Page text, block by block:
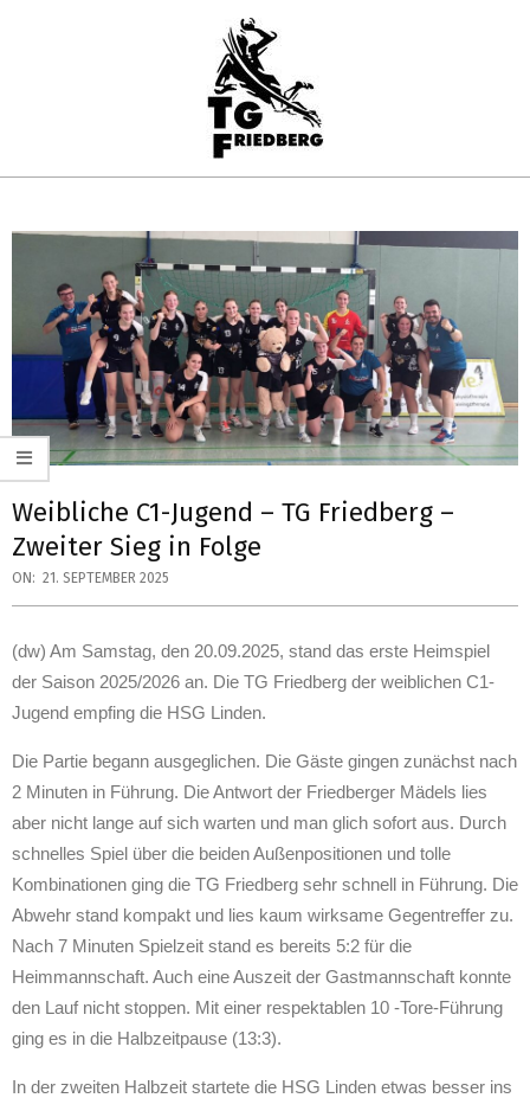
TG
FRIEDBERG
HANDBALL
Weibliche C1-Jugend – TG Friedberg –
Zweiter Sieg in Folge
ON: 21. SEPTEMBER 2025
(dw) Am Samstag, den 20.09.2025, stand das erste Heimspiel
der Saison 2025/2026 an. Die TG Friedberg der weiblichen C1-
Jugend empfing die HSG Linden.
Die Partie begann ausgeglichen. Die Gäste gingen zunächst nach
2 Minuten in Führung. Die Antwort der Friedberger Mädels lies
aber nicht lange auf sich warten und man glich sofort aus. Durch
schnelles Spiel über die beiden Außenpositionen und tolle
Kombinationen ging die TG Friedberg sehr schnell in Führung. Die
Abwehr stand kompakt und lies kaum wirksame Gegentreffer zu.
Nach 7 Minuten Spielzeit stand es bereits 5:2 für die
Heimmannschaft. Auch eine Auszeit der Gastmannschaft konnte
den Lauf nicht stoppen. Mit einer respektablen 10 -Tore-Führung
ging es in die Halbzeitpause (13:3).
In der zweiten Halbzeit startete die HSG Linden etwas besser ins